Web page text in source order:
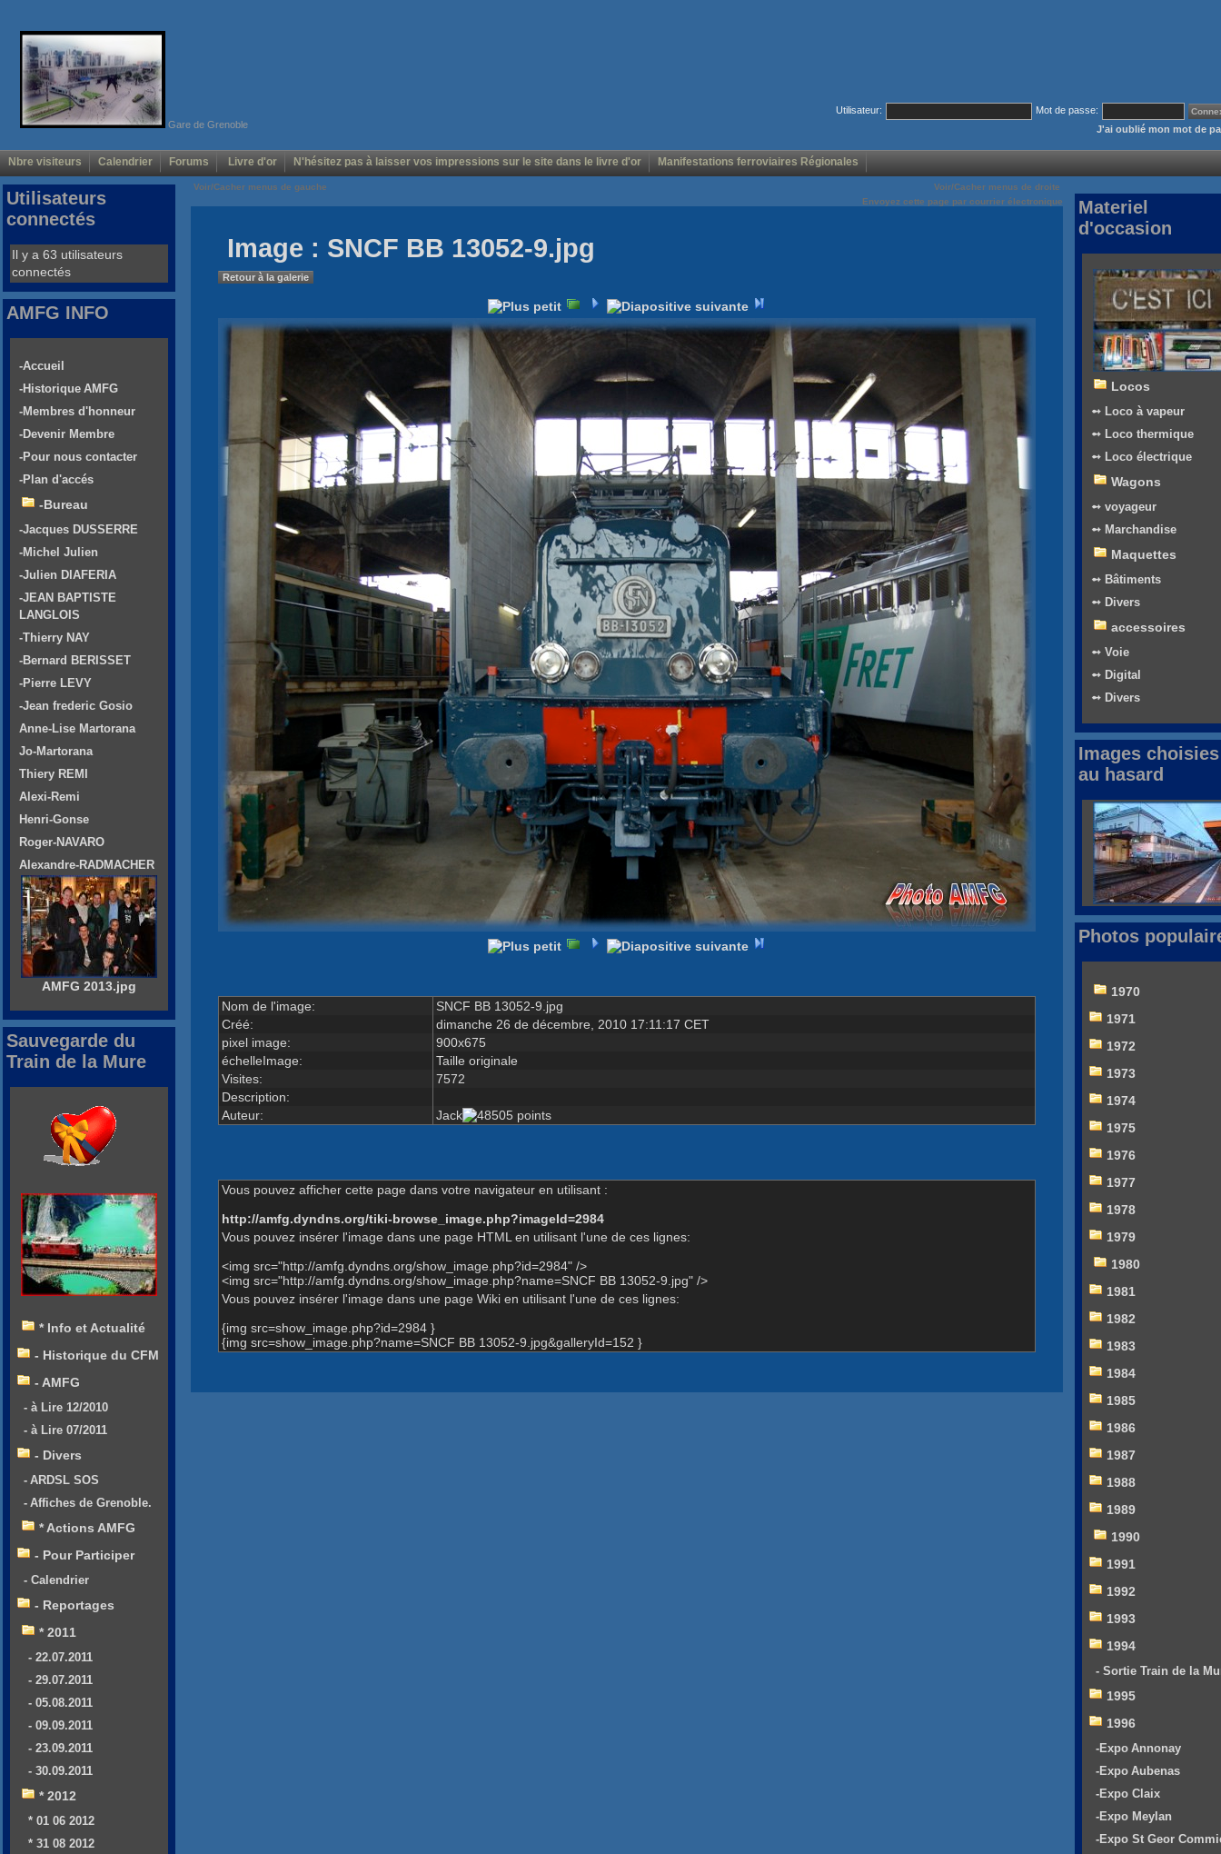
Gare de Grenoble
Utilisateur:
Mot de passe:
J'ai oublié mon mot de
Nbre visiteurs Calendrier Forums Livre d'or N'hésitez pas à laisser vos impressions sur le site dans le livre d'or Manifestations ferroviaires Régionales
Voir/Cacher menus de gauche
Voir/Cacher menus de droite
Envoyez cette page par courrier électronique
Image : SNCF BB 13052-9.jpg
Retour à la galerie
Nom de l'image:
SNCF BB 13052-9.jpg
Créé:
dimanche 26 de décembre, 2010 17:11:17 CET
pixel image:
900x675
échelleImage:
Taille originale
Visites:
7572
Description:
Auteur:
Jack
Vous pouvez afficher cette page dans votre navigateur en utilisant :
http://amfg.dyndns.org/tiki-browse_image.php?imageId=2984
Vous pouvez insérer l'image dans une page HTML en utilisant l'une de ces lignes:
<img src="http://amfg.dyndns.org/show_image.php?id=2984" />
<img src="http://amfg.dyndns.org/show_image.php?name=SNCF BB 13052-9.jpg" />
Vous pouvez insérer l'image dans une page Wiki en utilisant l'une de ces lignes:
{img src=show_image.php?id=2984 }
{img src=show_image.php?name=SNCF BB 13052-9.jpg&galleryId=152 }
Utilisateurs
connectés
Il y a 63 utilisateurs
connectés
AMFG INFO
-Accueil
-Historique AMFG
-Membres d'honneur
-Devenir Membre
-Pour nous contacter
-Plan d'accés
-Bureau
-Jacques DUSSERRE
-Michel Julien
-Julien DIAFERIA
-JEAN BAPTISTE
LANGLOIS
-Thierry NAY
-Bernard BERISSET
-Pierre LEVY
-Jean frederic Gosio
Anne-Lise Martorana
Jo-Martorana
Thiery REMI
Alexi-Remi
Henri-Gonse
Roger-NAVARO
Alexandre-RADMACHER
AMFG 2013.jpg
Sauvegarde du
Train de la Mure
* Info et Actualité
- Historique du CFM
- AMFG
- à Lire 12/2010
- à Lire 07/2011
- Divers
- ARDSL SOS
- Affiches de Grenoble.
* Actions AMFG
- Pour Participer
- Calendrier
- Reportages
* 2011
- 22.07.2011
- 29.07.2011
- 05.08.2011
- 09.09.2011
- 23.09.2011
- 30.09.2011
* 2012
* 01 06 2012
* 31 08 2012
Materiel
d'occasion
Locos
➻ Loco à vapeur
➻ Loco thermique
➻ Loco électrique
Wagons
➻ voyageur
➻ Marchandise
Maquettes
➻ Bâtiments
➻ Divers
accessoires
➻ Voie
➻ Digital
➻ Divers
Images choisies
au hasard
Photos
1970
1971
1972
1973
1974
1975
1976
1977
1978
1979
1980
1981
1982
1983
1984
1985
1986
1987
1988
1989
1990
1991
1992
1993
1994
- Sortie Train de la
1995
1996
-Expo Annonay
-Expo Aubenas
-Expo Claix
-Expo Meylan
-Expo St Geor